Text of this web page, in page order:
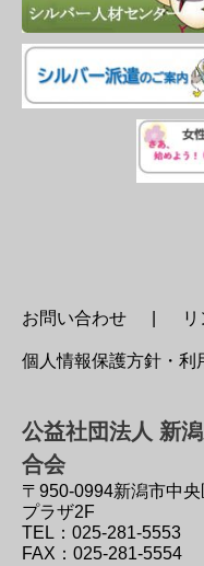
お問い合わせ
個人情報保護方針・利
公益社団法人 新
合会
〒950-0994新潟市中
プラザ2F
TEL：025-281-5553
FAX：025-281-5554